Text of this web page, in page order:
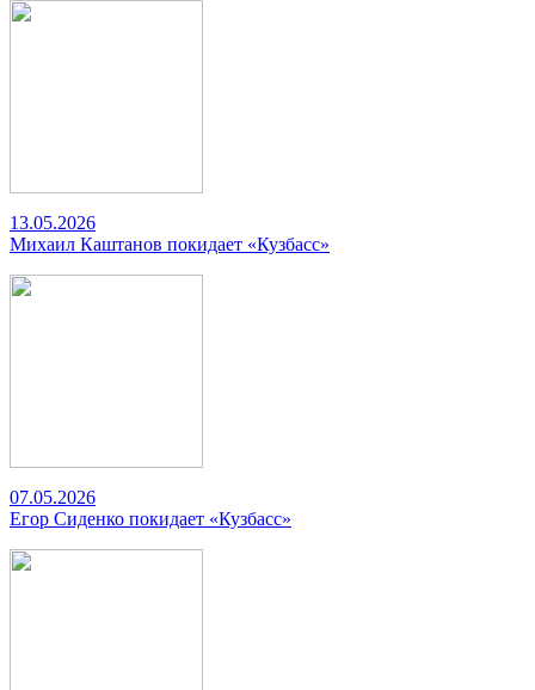
13.05.2026
Михаил Каштанов покидает «Кузбасс»
07.05.2026
Егор Сиденко покидает «Кузбасс»